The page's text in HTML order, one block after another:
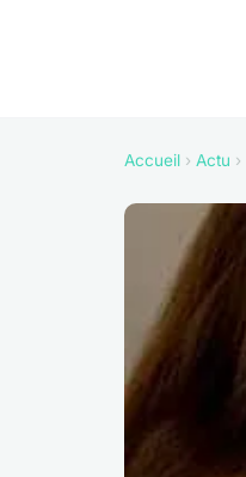
Accueil › Actu ›